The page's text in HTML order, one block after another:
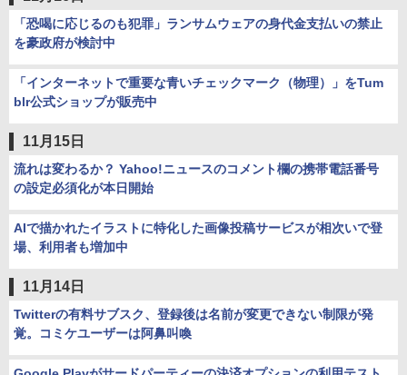
「恐喝に応じるのも犯罪」ランサムウェアの身代金支払いの禁止
を豪政府が検討中
「インターネットで重要な青いチェックマーク（物理）」をTum
blr公式ショップが販売中
11月15日
流れは変わるか？ Yahoo!ニュースのコメント欄の携帯電話番号
の設定必須化が本日開始
AIで描かれたイラストに特化した画像投稿サービスが相次いで登
場、利用者も増加中
11月14日
Twitterの有料サブスク、登録後は名前が変更できない制限が発
覚。コミケユーザーは阿鼻叫喚